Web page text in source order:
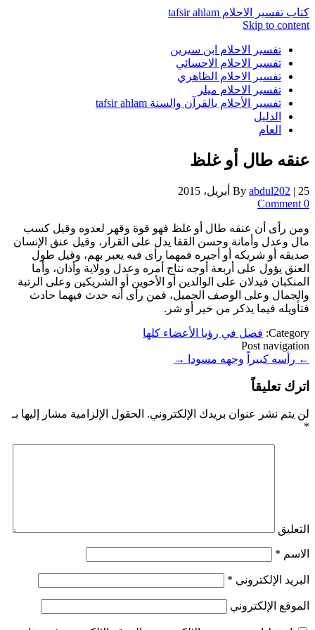
كتاب تفسير الاحلام tafsir ahlam
Skip to content
تفسير الاحلام ابن سيرين
تفسير الاحلام الاحسائي
تفسير الاحلام الظاهري
تفسير الاحلام ميلر
تفسير الأحلام بالقرآن والسنة tafsir ahlam
الدليل
العام
عنقه طال أو غلظ
By abdul202 | 25 أبريل، 2015
0 Comment
ومن رأى أن عنقه طال أو غلظ فهو قوة وقهر لعدوه وقيل كسب
مال وعدل وأمانة وحسن القفا يدل على القرار، وقيل عنق الإنسان
صديقه أو شريكه أو أجيره فمهما رأى فيه يعبر بهم، وقيل طول
العنق يؤول على أربعة أوجه نتاج أمره وعدل وولاية وأذان، وأما
المنكبان فيدلان على الوالدين أو الأخوين أو الشريكين وعلى الرتبة
والجمال وعلى الوصف الجميل، فمن رأى أنه حدث فيهما حادث
فتأويله فيما يذكر من خير أو شر.
Category: فصل في رؤيا الأعضاء كلها
Post navigation
← رأسه كبيراً وجهه مسودا →
اترك تعليقاً
لن يتم نشر عنوان بريدك الإلكتروني. الحقول الإلزامية مشار إليها بـ
*
التعليق
الاسم *
البريد الإلكتروني *
الموقع الإلكتروني